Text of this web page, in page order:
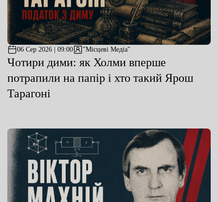
06 Сер 2026 | 09:00 "Місцеві Медіа"
Чотири дими: як Холми вперше
потрапили на папір і хто такий Ярош
Тарагоні